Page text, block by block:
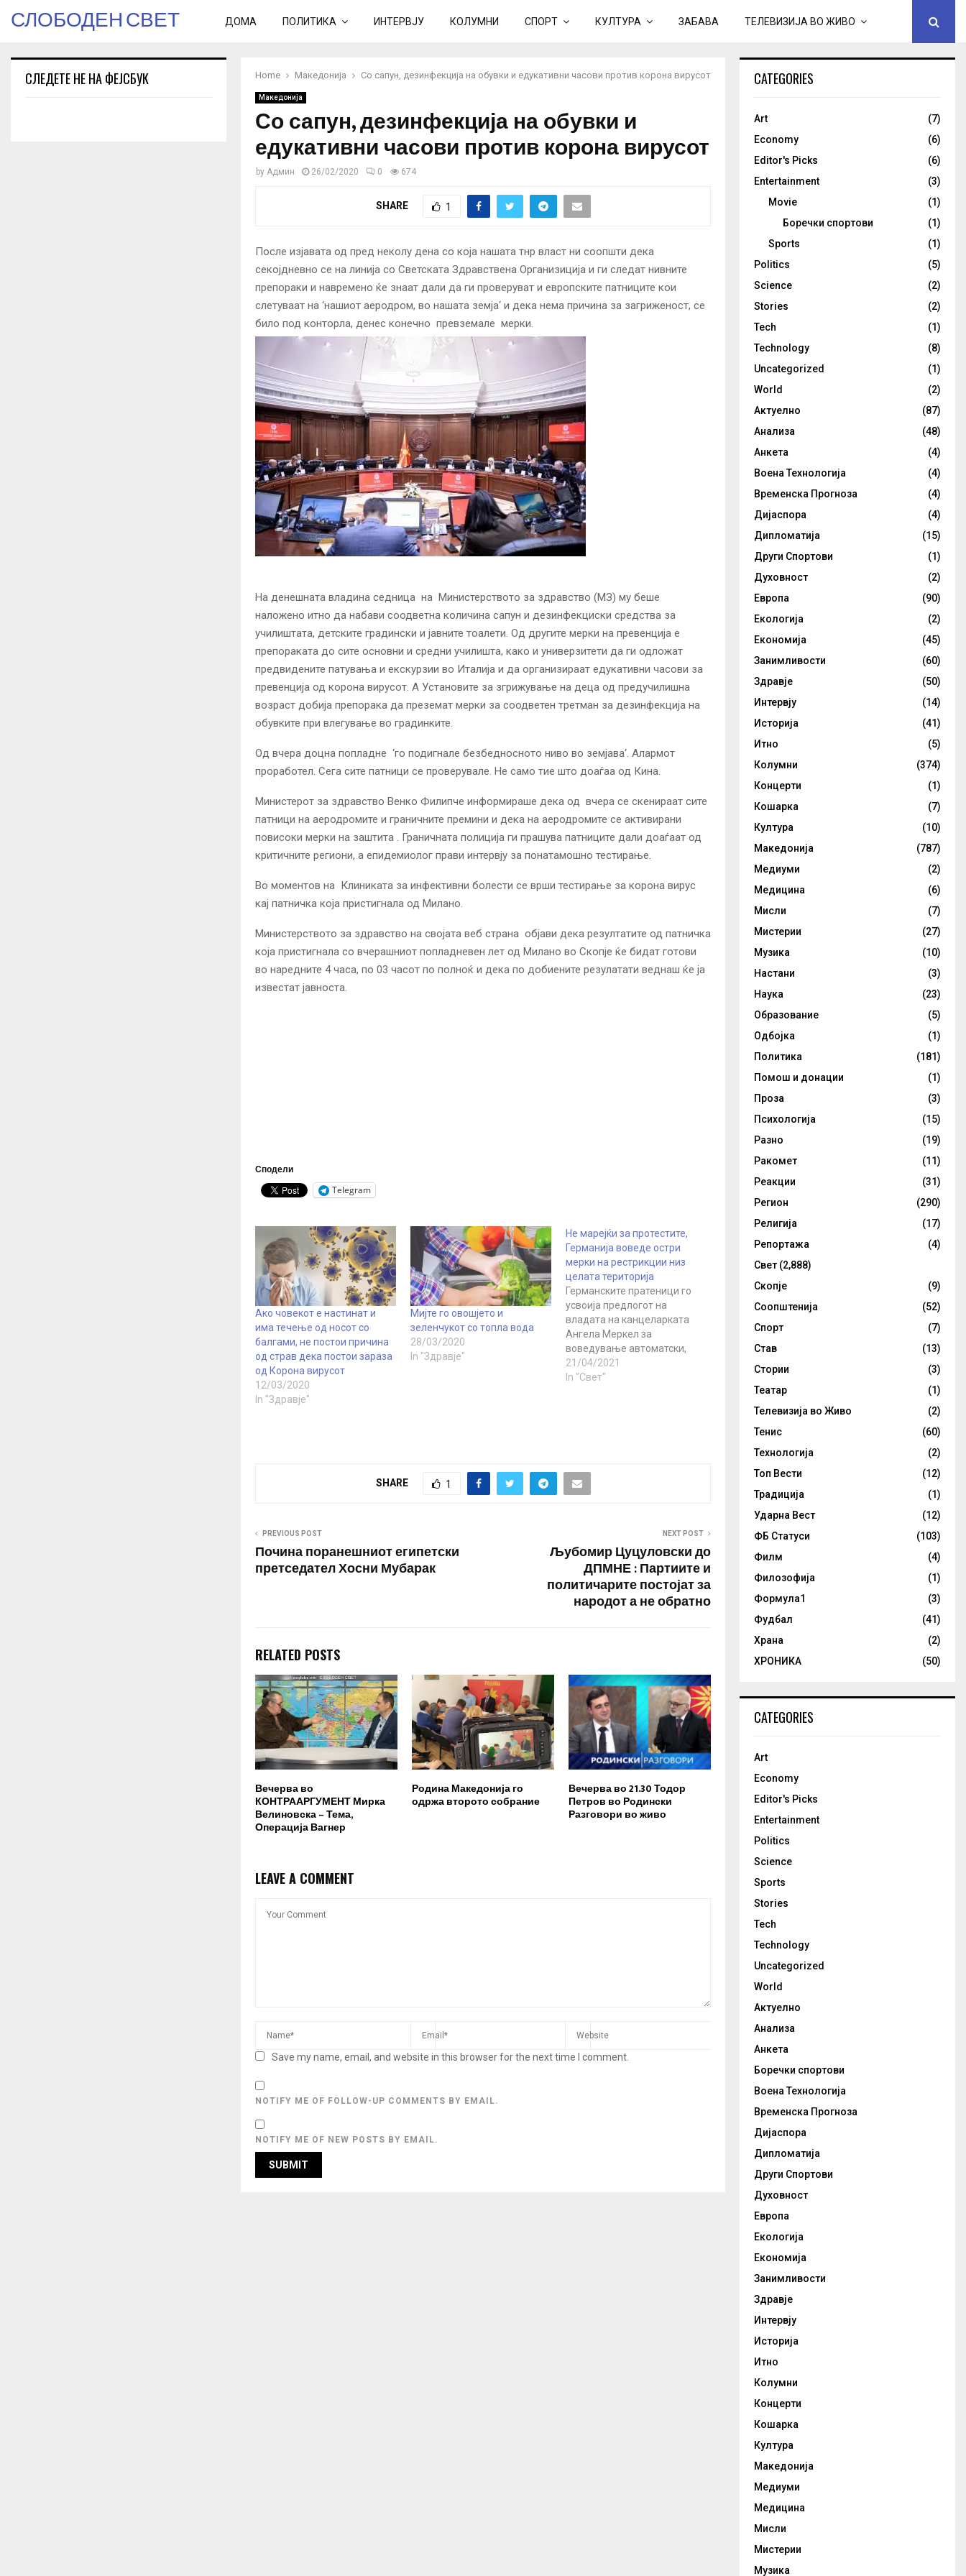
СЛОБОДЕН СВЕТ ДОМА ПОЛИТИКА ИНТЕРВЈУ КОЛУМНИ СПОРТ КУЛТУРА ЗАБАВА ТЕЛЕВИЗИЈА ВО ЖИВО
Home Македонија Со сапун, дезинфекција на обувки и едукативни часови против корона вирусот
Македонија
Со сапун, дезинфекција на обувки и
едукативни часови против корона вирусот
by Админ 26/02/2020 0 674
SHARE 1
После изјавата од пред неколу дена со која нашата тнр власт ни соопшти дека
секојдневно се на линија со Светската Здравствена Организиција и ги следат нивните
препораки и навремено ќе знаат дали да ги проверуват и европските патниците кои
слетуваат на ‘нашиот аеродром, во нашата земја‘ и дека нема причина за загриженост, се
било под конторла, денес конечно превземале мерки.
На денешната владина седница на Министерството за здравство (МЗ) му беше
наложено итно да набави соодветна количина сапун и дезинфекциски средства за
училиштата, детските градински и јавните тоалети. Од другите мерки на превенција е
препораката до сите основни и средни училишта, како и универзитети да ги одложат
предвидените патувања и екскурзии во Италија и да организираат едукативни часови за
превенција од корона вирусот. А Установите за згрижување на деца од предучилишна
возраст добија препорака да преземат мерки за соодветен третман за дезинфекција на
обувките при влегување во градинките.
Од вчера доцна попладне ‘го подигнале безбедносното ниво во земјава‘. Алармот
проработел. Сега сите патници се проверувале. Не само тие што доаѓаа од Кина.
Министерот за здравство Венко Филипче информираше дека од вчера се скенираат сите
патници на аеродромите и граничните премини и дека на аеродромите се активирани
повисоки мерки на заштита . Граничната полиција ги прашува патниците дали доаѓаат од
критичните региони, а епидемиолог прави интервју за понатамошно тестирање.
Во моментов на Клиниката за инфективни болести се врши тестирање за корона вирус
кај патничка која пристигнала од Милано.
Министерството за здравство на својата веб страна објави дека резултатите од патничка
која пристигнала со вчерашниот попладневен лет од Милано во Скопје ќе бидат готови
во наредните 4 часа, по 03 часот по полноќ и дека по добиените резулатати веднаш ќе ја
известат јавноста.
Сподели
Telegram
Ако човекот е настинат и
има течење од носот со
балгами, не постои причина
од страв дека постои зараза
од Корона вирусот
12/03/2020
In "Здравје"
Мијте го овошјето и
зеленчукот со топла вода
28/03/2020
In "Здравје"
Не марејќи за протестите,
Германија воведе остри
мерки на рестрикции низ
целата територија
Германските пратеници го
усвоија предлогот на
владата на канцеларката
Ангела Меркел за
воведување автоматски,
еднообразни ограничувања
во областите каде вирусот
мерките за блокада
наметнати поради вирусот
21/04/2021
In "Свет"
SHARE 1
PREVIOUS POST
Почина поранешниот египетски
претседател Хосни Мубарак
NEXT POST
Љубомир Цуцуловски до
ДПМНЕ : Партиите и
политичарите постојат за
народот а не обратно
RELATED POSTS
Вечерва во
КОНТРААРГУМЕНТ Мирка
Велиновска – Тема,
Операција Вагнер
Родина Македонија го
одржа второто собрание
Вечерва во 21.30 Тодор
Петров во Родински
Разговори во живо
LEAVE A COMMENT
Save my name, email, and website in this browser for the next time I comment.
NOTIFY ME OF FOLLOW-UP COMMENTS BY EMAIL.
NOTIFY ME OF NEW POSTS BY EMAIL.
СЛЕДЕТЕ НЕ НА ФЕЈСБУК CATEGORIES
Art
(7)
Economy
(6)
Editor's Picks
(6)
Entertainment
(3)
Movie
(1)
Боречки спортови
(1)
Sports
(1)
Politics
(5)
Science
(2)
Stories
(2)
Tech
(1)
Technology
(8)
Uncategorized
(1)
World
(2)
Актуелно
(87)
Анализа
(48)
Анкета
(4)
Воена Технологија
(4)
Временска Прогноза
(4)
Дијаспора
(4)
Дипломатија
(15)
Други Спортови
(1)
Духовност
(2)
Европа
(90)
Екологија
(2)
Економија
(45)
Занимливости
(60)
Здравје
(50)
Интервју
(14)
Историја
(41)
Итно
(5)
Колумни
(374)
Концерти
(1)
Кошарка
(7)
Култура
(10)
Македонија
(787)
Медиуми
(2)
Медицина
(6)
Мисли
(7)
Мистерии
(27)
Музика
(10)
Настани
(3)
Наука
(23)
Образование
(5)
Одбојка
(1)
Политика
(181)
Помош и донации
(1)
Проза
(3)
Психологија
(15)
Разно
(19)
Ракомет
(11)
Реакции
(31)
Регион
(290)
Религија
(17)
Репортажа
(4)
Свет (2,888)
Скопје
(9)
Соопштенија
(52)
Спорт
(7)
Став
(13)
Стории
(3)
Театар
(1)
Телевизија во Живо
(2)
Тенис
(60)
Технологија
(2)
Топ Вести
(12)
Традиција
(1)
Ударна Вест
(12)
ФБ Статуси
(103)
Филм
(4)
Филозофија
(1)
Формула1
(3)
Фудбал
(41)
Храна
(2)
ХРОНИКА
(50)
CATEGORIES
Art
Economy
Editor's Picks
Entertainment
Politics
Science
Sports
Stories
Tech
Technology
Uncategorized
World
Актуелно
Анализа
Анкета
Боречки спортови
Воена Технологија
Временска Прогноза
Дијаспора
Дипломатија
Други Спортови
Духовност
Европа
Екологија
Економија
Занимливости
Здравје
Интервју
Историја
Итно
Колумни
Концерти
Кошарка
Култура
Македонија
Медиуми
Медицина
Мисли
Мистерии
Музика